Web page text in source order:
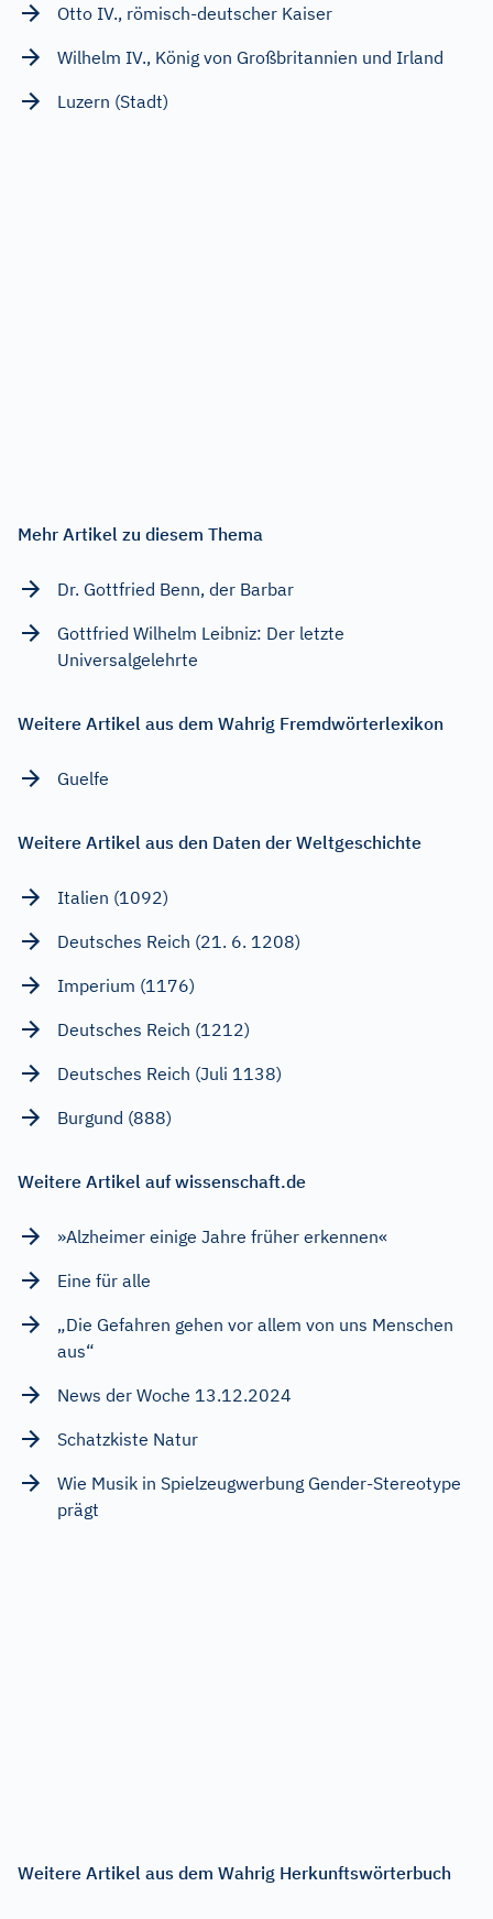
Otto IV., römisch-deutscher Kaiser
Wilhelm IV., König von Großbritannien und Irland
Luzern (Stadt)
Mehr Artikel zu diesem Thema
Dr. Gottfried Benn, der Barbar
Gottfried Wilhelm Leibniz: Der letzte
Universalgelehrte
Weitere Artikel aus dem Wahrig Fremdwörterlexikon
Guelfe
Weitere Artikel aus den Daten der Weltgeschichte
Italien (1092)
Deutsches Reich (21. 6. 1208)
Imperium (1176)
Deutsches Reich (1212)
Deutsches Reich (Juli 1138)
Burgund (888)
Weitere Artikel auf wissenschaft.de
»Alzheimer einige Jahre früher erkennen«
Eine für alle
„Die Gefahren gehen vor allem von uns Menschen
aus“
News der Woche 13.12.2024
Schatzkiste Natur
Wie Musik in Spielzeugwerbung Gender-Stereotype
prägt
Weitere Artikel aus dem Wahrig Herkunftswörterbuch